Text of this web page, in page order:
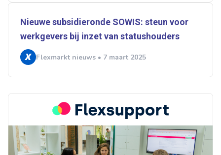
Nieuwe subsidieronde SOWIS: steun voor
werkgevers bij inzet van statushouders
Flexmarkt nieuws • 7 maart 2025